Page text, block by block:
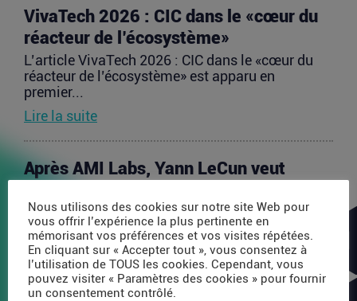
VivaTech 2026 : CIC dans le «cœur du
réacteur de l’écosystème»
L’article VivaTech 2026 : CIC dans le «cœur du
réacteur de l’écosystème» est apparu en
premier...
Lire la suite
Après AMI Labs, Yann LeCun veut
dédié à l’IA
L’article Après AMI Labs, Yann LeCun veut lancer
un fonds de 200 millions d’euros dédié à l’IA
est...
Lire la suite
Nous utilisons des cookies sur notre site Web pour
vous offrir l’expérience la plus pertinente en
mémorisant vos préférences et vos visites répétées.
En cliquant sur « Accepter tout », vous consentez à
l’utilisation de TOUS les cookies. Cependant, vous
pouvez visiter « Paramètres des cookies » pour fournir
un consentement contrôlé.